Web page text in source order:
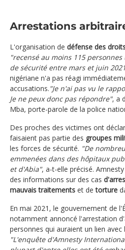
Arrestations
L'organisation de défense des
"recensé au moins 115
de sécurité entre mars et juin
nigériane n'a pas réagi
accusations. "Je n'ai pas vu le
Je ne peux donc pas répondre", a
Mba, porte-parole de la police
Des proches des victimes ont
faisaient pas partie des groupes
les forces de sécurité. "De
emmenées dans des hôpitaux
et d'Abia", a-t-elle précisé.
des informations sur des cas
mauvais traitements et detorture
En mai 2021, le gouvernement de
notamment annoncé l'arrestation
personnes qui auraient un lien avec
"L'enquête d'Amnesty